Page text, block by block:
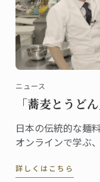
ニュース
「蕎麦とうど
日本の伝統的な麺
オンラインで学ぶ
詳しくはこちら